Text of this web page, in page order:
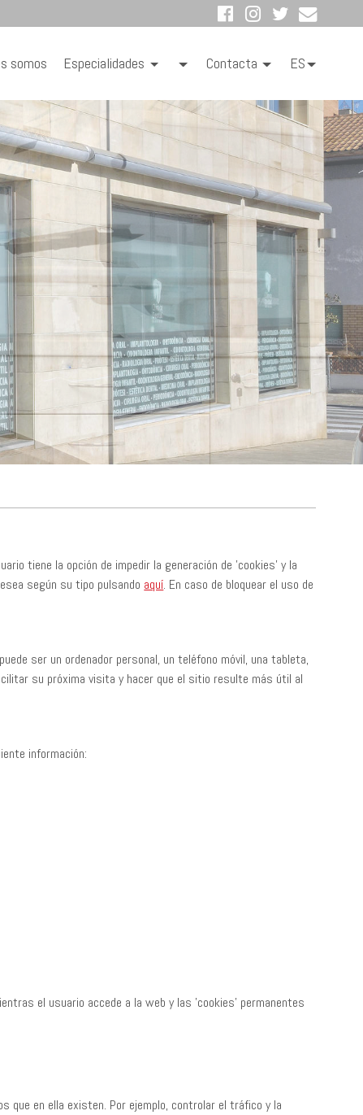
somos Especialidades Contacta ES
tiene la opción de impedir la generación de 'cookies' y la
según su tipo pulsando aquí. En caso de bloquear el uso de
ser un ordenador personal, un teléfono móvil, una tableta,
su próxima visita y hacer que el sitio resulte más útil al
información:
el usuario accede a la web y las 'cookies' permanentes
que en ella existen. Por ejemplo, controlar el tráfico y la